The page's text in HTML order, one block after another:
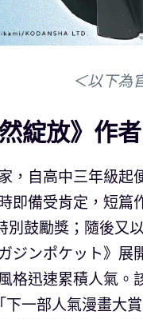
＜以下為
然綻放》作
，自高中三年級
即備受肯定，短
別鼓勵獎；隨後又
ジンポケット》
格迅速累積人氣
下一部人氣漫畫大